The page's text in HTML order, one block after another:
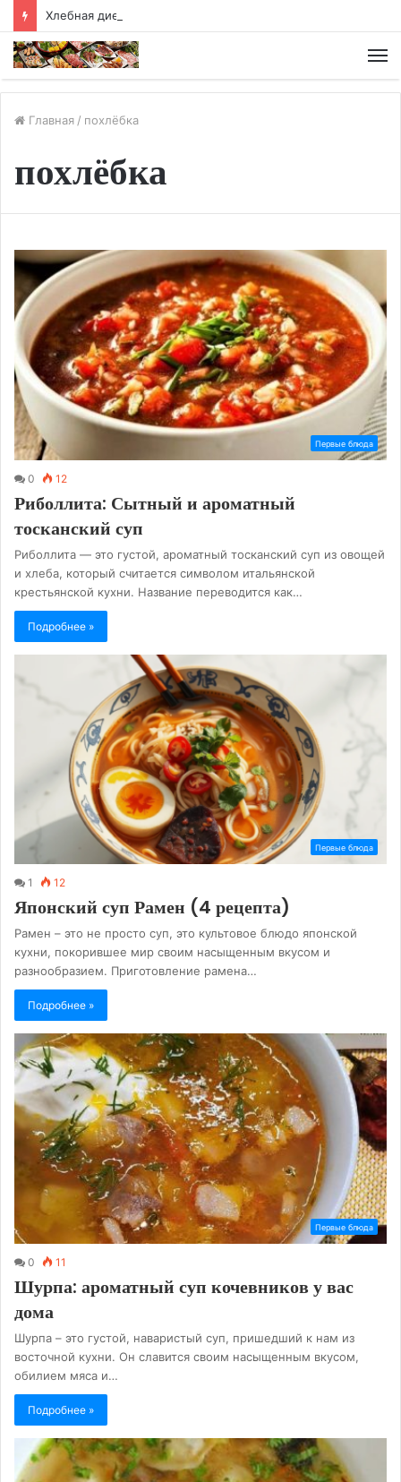
Хлебная диета
Главная / похлёбка
похлёбка
Первые блюда
0 12
Риболлита: Сытный и ароматный
тосканский суп
Риболлита — это густой, ароматный тосканский суп из овощей
и хлеба, который считается символом итальянской
крестьянской кухни. Название переводится как…
Подробнее »
Первые блюда
1 12
Японский суп Рамен (4 рецепта)
Рамен – это не просто суп, это культовое блюдо японской
кухни, покорившее мир своим насыщенным вкусом и
разнообразием. Приготовление рамена…
Подробнее »
Первые блюда
0 11
Шурпа: ароматный суп кочевников у вас
дома
Шурпа – это густой, наваристый суп, пришедший к нам из
восточной кухни. Он славится своим насыщенным вкусом,
обилием мяса и…
Подробнее »